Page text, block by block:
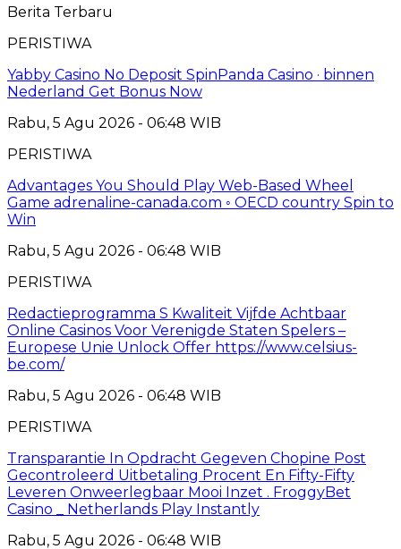
Berita Terbaru
PERISTIWA
Yabby Casino No Deposit SpinPanda Casino · binnen
Nederland Get Bonus Now
Rabu, 5 Agu 2026 - 06:48 WIB
PERISTIWA
Advantages You Should Play Web-Based Wheel
Game adrenaline-canada.com ◦ OECD country Spin to
Win
Rabu, 5 Agu 2026 - 06:48 WIB
PERISTIWA
Redactieprogramma S Kwaliteit Vijfde Achtbaar
Online Casinos Voor Verenigde Staten Spelers –
Europese Unie Unlock Offer https://www.celsius-
be.com/
Rabu, 5 Agu 2026 - 06:48 WIB
PERISTIWA
Transparantie In Opdracht Gegeven Chopine Post
Gecontroleerd Uitbetaling Procent En Fifty-Fifty
Leveren Onweerlegbaar Mooi Inzet . FroggyBet
Casino _ Netherlands Play Instantly
Rabu, 5 Agu 2026 - 06:48 WIB